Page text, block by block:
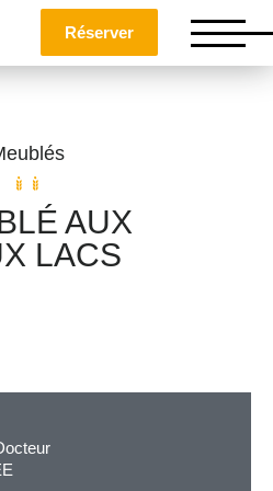
Réserver
AUX
LACS